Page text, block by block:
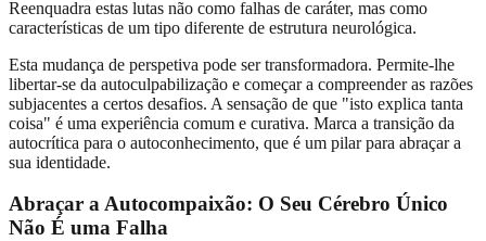
Reenquadra estas lutas não como falhas de caráter, mas como
características de um tipo diferente de estrutura neurológica.
Esta mudança de perspetiva pode ser transformadora. Permite-lhe
libertar-se da autoculpabilização e começar a compreender as razões
subjacentes a certos desafios. A sensação de que "isto explica tanta
coisa" é uma experiência comum e curativa. Marca a transição da
autocrítica para o autoconhecimento, que é um pilar para abraçar a
sua identidade.
Abraçar a Autocompaixão: O Seu Cérebro Único
Não É uma Falha